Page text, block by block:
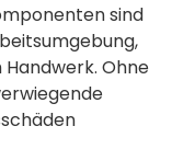
sind
Ohne